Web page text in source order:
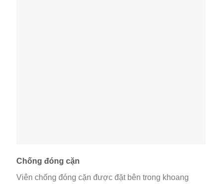
Chống đóng cặn
Viên chống đóng cặn được đặt bên trong khoang